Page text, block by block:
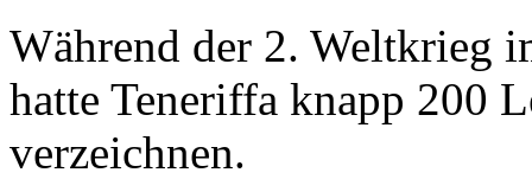
Während der 2. Weltkrieg
hatte Teneriffa knapp 200
verzeichnen.